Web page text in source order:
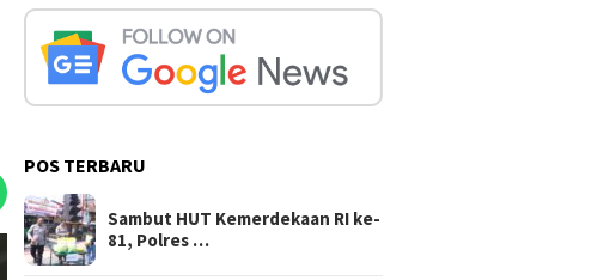
POS TERBARU
Sambut HUT Kemerdekaan RI ke-
81, Polres …